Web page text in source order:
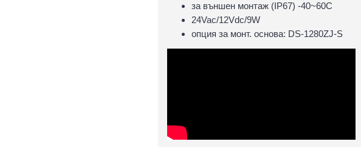
за външен монтаж (IP67) -40~60C
24Vac/12Vdc/9W
опция за монт. основа: DS-1280ZJ-S